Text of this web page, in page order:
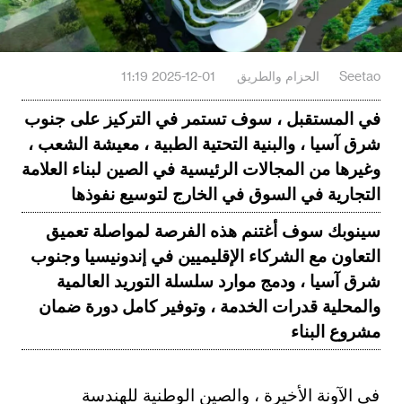
Seetao الحزام والطريق 2025-12-01 11:19
في المستقبل ، سوف تستمر في التركيز على جنوب
شرق آسيا ، والبنية التحتية الطبية ، معيشة الشعب ،
وغيرها من المجالات الرئيسية في الصين لبناء العلامة
التجارية في السوق في الخارج لتوسيع نفوذها
سينوبك سوف أغتنم هذه الفرصة لمواصلة تعميق
التعاون مع الشركاء الإقليميين في إندونيسيا وجنوب
شرق آسيا ، ودمج موارد سلسلة التوريد العالمية
والمحلية قدرات الخدمة ، وتوفير كامل دورة ضمان
مشروع البناء
في الآونة الأخيرة ، والصين الوطنية للهندسة